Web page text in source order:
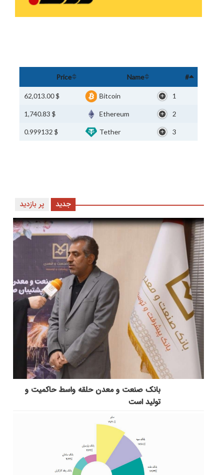
#
Name
Price
1
Bitcoin
$ 62,013.00
2
Ethereum
$ 1,740.83
3
Tether
$ 0.999132
پر بازدید جدید
بانك صنعت و معدن حلقه واسط حاكمیت و
تولید است